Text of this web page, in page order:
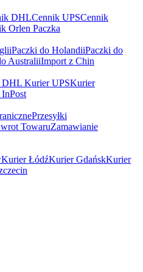
DHLCennik UPSCennik
Orlen Paczka
Paczki do HolandiiPaczki do
AustraliiImport z Chin
DHL Kurier UPSKurier
Przesyłki
TowaruZamawianie
Kurier ŁódźKurier GdańskKurier